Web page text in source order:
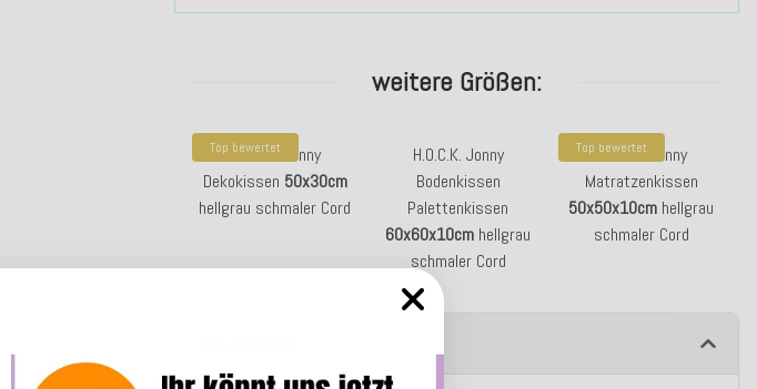
weitere Größen:
Top bewertet
H.O.C.K. Jonny
Dekokissen 50x30cm
hellgrau schmaler Cord
H.O.C.K. Jonny
Bodenkissen
Palettenkissen
60x60x10cm hellgrau
schmaler Cord
Top bewertet
H.O.C.K. Jonny
Matratzenkissen
50x50x10cm hellgrau
schmaler Cord